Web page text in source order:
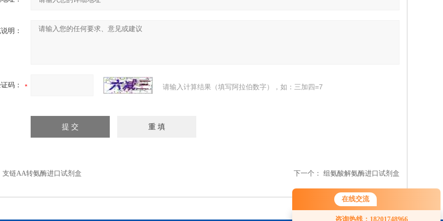
在线交流
咨询热线：18201748966
明：
码： 请输入计算结果（填写阿拉伯数字），如：三加四=7
支链AA转氨酶进口试剂盒 下一个： 组氨酸解氨酶进口试剂盒